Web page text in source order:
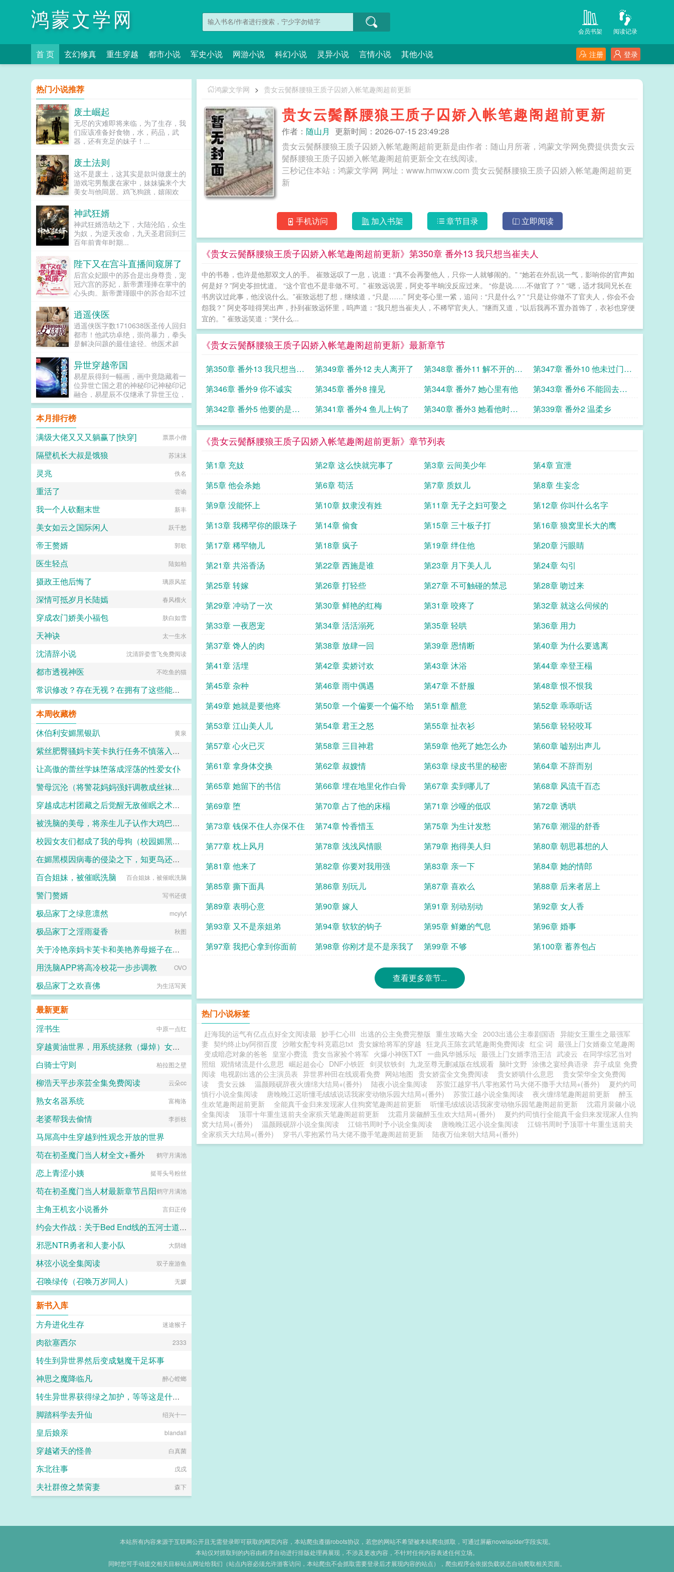
鸿蒙文学网 阅读记录
会员书架
首 页 玄幻修真 重生穿越 都市小说 军史小说 网游小说 科幻小说 灵异小说 言情小说 其他小说 登录
注册
鸿蒙文学网 > 贵女云鬓酥腰狼王质子囚娇入帐笔趣阁超前更新
贵女云鬓酥腰狼王质子囚娇入帐笔趣阁超前更新
作者： 随山月 更新时间：2026-07-15 23:49:28
贵女云鬓酥腰狼王质子囚娇入帐笔趣阁超前更新是由作者：随山月所著，鸿蒙文学网免费提供贵女云
鬓酥腰狼王质子囚娇入帐笔趣阁超前更新全文在线阅读。
三秒记住本站：鸿蒙文学网 网址：www.hmwxw.com 贵女云鬓酥腰狼王质子囚娇入帐笔趣阁超前更
新
手机访问 加入书架 章节目录 立即阅读
《贵女云鬓酥腰狼王质子囚娇入帐笔趣阁超前更新》第350章 番外13 我只想当崔夫人
中的书卷，也许是他那双文人的手。 崔致远叹了一息，说道：“真不会再娶他人，只你一人就够闹的。” “她若在外乱说一气，影响你的官声如
何是好？”阿史苓担忧道。 “这个官也不是非做不可。” 崔致远说罢，阿史苓半晌没反应过来。 “你是说……不做官了？” “嗯，适才我同兄长在
书房议过此事，他没说什么。”崔致远想了想，继续道，“只是……” 阿史苓心里一紧，追问：“只是什么？” “只是让你做不了官夫人，你会不会
怨我？” 阿史苓哇得哭出声，扑到崔致远怀里，呜声道：“我只想当崔夫人，不稀罕官夫人。”继而又道，“以后我再不置办首饰了，衣衫也穿便
宜的。” 崔致远笑道：“哭什么...
《贵女云鬓酥腰狼王质子囚娇入帐笔趣阁超前更新》最新章节
第350章 番外13 我只想当崔
夫人
第349章 番外12 夫人离开了
第348章 番外11 解不开的婚
约
第347章 番外10 他未过门的
妻子
第346章 番外9 你不诚实 第345章 番外8 撞见 第344章 番外7 她心里有他
第343章 番外6 不能回去太
晚
第342章 番外5 他要的是她
的人
第341章 番外4 鱼儿上钩了
第340章 番外3 她看他时充
满了厌恶
第339章 番外2 温柔乡
《贵女云鬓酥腰狼王质子囚娇入帐笔趣阁超前更新》章节列表
第1章 充妓 第2章 这么快就完事了 第3章 云间美少年
第4章 宣泄
第5章 他会杀她
第6章 苟活 第7章 质奴儿
第8章 生妄念
第9章 没能怀上
第10章 奴隶没有姓 第11章 无子之妇可娶之
第12章 你叫什么名字
第13章 我稀罕你的眼珠子
第14章 偷食 第15章 三十板子打
第16章 狼窝里长大的鹰
第17章 稀罕物儿
第18章 疯子 第19章 绊住他
第20章 污眼睛
第21章 共浴香汤
第22章 西施是谁 第23章 月下美人儿
第24章 勾引
第25章 转嫁
第26章 打轻些 第27章 不可触碰的禁忌
第28章 吻过来
第29章 冲动了一次
第30章 鲜艳的红梅 第31章 咬疼了
第32章 就这么伺候的
第33章 一夜恩宠
第34章 活活溺死 第35章 轻哄
第36章 用力
第37章 馋人的肉
第38章 放肆一回 第39章 恩情断
第40章 为什么要逃离
第41章 活埋
第42章 卖娇讨欢 第43章 沐浴
第44章 幸登王榻
第45章 杂种
第46章 雨中偶遇 第47章 不舒服
第48章 恨不恨我
第49章 她就是要他疼
第50章 一个偏要一个偏不给 第51章 醋意
第52章 乖乖听话
第53章 江山美人儿
第54章 君王之怒 第55章 扯衣衫
第56章 轻轻咬耳
第57章 心火已灭
第58章 三目神君 第59章 他死了她怎么办
第60章 嘘别出声儿
第61章 拿身体交换
第62章 叔嫂情 第63章 绿皮书里的秘密
第64章 不辞而别
第65章 她留下的书信
第66章 埋在地里化作白骨 第67章 卖到哪儿了
第68章 风流千百态
第69章 堕
第70章 占了他的床榻 第71章 沙哑的低叹
第72章 诱哄
第73章 钱保不住人亦保不住
第74章 怜香惜玉 第75章 为生计发愁
第76章 潮湿的舒香
第77章 枕上风月
第78章 浅浅风情眼 第79章 抱得美人归
第80章 朝思暮想的人
第81章 他来了
第82章 你要对我用强 第83章 亲一下
第84章 她的情郎
第85章 撕下面具
第86章 别玩儿 第87章 喜欢么
第88章 后来者居上
第89章 表明心意
第90章 嫁人 第91章 别动别动
第92章 女人香
第93章 又不是亲姐弟
第94章 软软的钩子 第95章 鲜嫩的气息
第96章 婚事
第97章 我把心拿到你面前
第98章 你刚才是不是亲我了 第99章 不够 第100章 蓄养包占
查看更多章节...
热门小说标签
赶海我的运气有亿点点好全文阅读最 妙手仁心III 出逃的公主免费完整版 重生攻略大全 2003出逃公主泰剧国语 异能女王重生之最强军
妻 契约终止by阿彻百度 沙雕女配专科克霸总txt 贵女嫁给将军的穿越 狂龙兵王陈玄武笔趣阁免费阅读 红尘 词 最强上门女婿秦立笔趣阁
变成暗恋对象的爸爸 皇室小费流 贵女当家捡个将军 火爆小神医TXT 一曲风华撼乐坛 最强上门女婿李浩王洁 武凌云 在同学综艺当对
照组
观情绪流是什么意思 崛起超会心 DNF小铁匠 剑灵软铁剑 九龙至尊无删减版在线观看 脑叶文野 涂佛之宴经典语录 弃子成皇 免费
阅读 电视剧出逃的公主演员表 异世界种田在线观看免费 网站地图 贵女娇蛮全文免费阅读 贵女娇嗔什么意思
贵女荣华全文免费阅
读
贵女云姝 温颜顾砚辞夜火缠绵大结局+(番外) 陆夜小说全集阅读 苏萤江越穿书八零抱紧竹马大佬不撒手大结局+(番外)
夏灼灼司
慎行小说全集阅读
唐晚晚江迟听懂毛绒绒说话我家变动物乐园大结局+(番外) 苏萤江越小说全集阅读 夜火缠绵笔趣阁超前更新
醉玉
生欢笔趣阁超前更新
全能真千金归来发现家人住狗窝笔趣阁超前更新 听懂毛绒绒说话我家变动物乐园笔趣阁超前更新
沈霜月裴觎小说
全集阅读
顶罪十年重生送前夫全家殡天笔趣阁超前更新 沈霜月裴觎醉玉生欢大结局+(番外)
夏灼灼司慎行全能真千金归来发现家人住狗
窝大结局+(番外)
温颜顾砚辞小说全集阅读 江锦书周时予小说全集阅读 唐晚晚江迟小说全集阅读
江锦书周时予顶罪十年重生送前夫
全家殡天大结局+(番外)
穿书八零抱紧竹马大佬不撒手笔趣阁超前更新 陆夜万仙来朝大结局+(番外)
热门小说推荐
废土崛起
无尽的灾难即将来临，为了生存，我
们应该准备好食物，水，药品，武
器，还有充足的妹子！...
废土法则
这不是废土，这其实是款叫做废土的
游戏宅男颓废在家中，妹妹骗来个大
美女与他同居。鸡飞狗跳，嬉闹欢
人类之手点燃的原子火花燎尽了原
野。群星从天空中掷下烈火的长矛，
焰如雨下。大陆被炽炎吞噬，落入沸
腾的海水之中。我们的灵魂融入了背
景辐射里，覆满大地。寂静的黑暗笼
吧？不是我写的，by黑岛工作室amp
辐射书友群31141270，有兴趣的书
友可以加。申请验证写男女主角名
字，否则不予通过！...
神武狂婿
神武狂婿浩劫之下，大陆沦陷，众生
为奴，为逆天改命，九天圣君回到三
百年前青年时期...
陛下又在宫斗直播间窥屏了
后宫众妃眼中的苏合是出身尊贵，宠
冠六宫的苏妃，新帝萧瑾捧在掌中的
心头肉。新帝萧瑾眼中的苏合却不过
月光，在人前竖立的一块挡箭牌！。
待得工具失去作用，他自会除去！然
而苏合根本不在乎。来来来各位老铁
刷个火箭666，今天我给大家表演个
铁锅炖‘猪蹄’，皇家御制，天上地
逍遥侠医
逍遥侠医字数1710638医圣传人回归
都市！他武功卓绝，崇尚暴力，拳头
是解决问题的最佳途径。他医术超
生。他算命卜卦，无所不能，成为无
数绝色美女的梦中情人。且看一代医
圣传人月小天，如何在繁华都市脚踩
纨绔男，坐拥白富美，一路高歌猛
进，谱写一段属于自己的都市神
话！...
异世穿越帝国
易星辰得到一幅画，画中竟隐藏着一
位异世亡国之君的神秘印记神秘印记
融合，易星辰不仅继承了异世王位，
还拥有了穿越两界的空间通道。借助
空间通道的便利，易星辰进行两界贸
易，带领遗民重新走上复兴国家的道
路，最终建立一个横跨两界的傲世帝
国。（新书上传，一天稳定两更！）
与推荐，就是对...
本月排行榜
满级大佬又又又躺赢了[快穿]
票票小僧
隔壁机长大叔是饿狼 苏沫沫
灵兆 佚名
重活了 尝谕
我一个人砍翻末世 新丰
美女如云之国际闲人 跃千愁
帝王赘婿 郭歌
医生轻点 陆如柏
摄政王他后悔了 璃原风笙
深情可抵岁月长陆嫣 春风榴火
穿成农门娇美小福包 肤白如雪
天神诀 太一生水
沈清辞小说 沈清辞娄雪飞免费阅读
都市透视神医 不吃鱼的猫
常识修改？存在无视？在拥有了这些能力以后，自然是要好好玩弄崩铁和绝区零的漂亮女角色
本周收藏榜
休伯利安媚黑银趴
黄泉
紫丝肥臀骚妈卡芙卡执行任务不慎落入泯灭帮之手，惨遭调教轮奸
佚名
让高傲的蕾丝学妹堕落成淫荡的性爱女仆
安迪斯是是
警母沉沦（将警花妈妈强奸调教成丝袜孕奴））
穿越成志村团藏之后觉醒无敌催眠之术，先将五代目火影纲手洗脑改造成乳牛母畜随后征服
艾瑞达
被洗脑的美母，将亲生儿子认作大鸡巴爹爹，竟打算用身上的所有淫洞给儿子尽孝
校园女友们都成了我的母狗（校园媚黑女友们的即堕寝取无绿修改）
在媚黑模因病毒的侵染之下，知更鸟还是恶堕成了黑爹的媚黑母猪
人头木321
百合姐妹，被催眠洗脑 百合姐妹，被催眠洗脑
警门赘婿 写书还债
极品家丁之绿意凛然 mcylyt
极品家丁之淫雨凝香 秋图
关于冷艳亲妈卡芙卡和美艳养母姬子在催眠洗脑之中变为浓妆艳抹的淫贱碧池婊子
黄泉
用洗脑APP将高冷校花一步步调教 OVO
极品家丁之欢喜佛 为生活写黃
最新更新
淫书生
中原一点红
穿越黄油世界，用系统拯救（爆焯）女主角们！
教皇教皇皇
白骑士守则 柏拉图之壁
柳浩天平步亲芸全集免费阅读 云朵cc
熟女名器系统 富梅洛
老婆帮我去偷情 李折枝
马屌高中生穿越到性观念开放的世界
热爱生活的小东
苟在初圣魔门当人材全文+番外 鹤守月满池
恋上青涩小姨 挺哥头号粉丝
苟在初圣魔门当人材最新章节吕阳鹤守月满池
主角王机玄小说番外 言归正传
约会大作战：关于Bed End线的五河士道重生的那些事
虚无圣母
邪恶NTR勇者和人妻小队 大阴雄
林弦小说全集阅读 双子座游鱼
召唤绿传（召唤万岁同人） 无媛
新书入库
方舟进化生存
迷途猴子
肉欲塞西尔 2333
转生到异世界然后变成魅魔干足坏事
堂堂正正杜无月
神思之魔降临凡 醉心螳螂
转生异世界获得绿之加护，等等这是什么意思
色鬼2
脚踏科学去升仙 绍兴十一
皇后娘亲 blandall
穿越诸天的怪兽 白真菌
东北往事 戊戌
夫社群僚之禁脔妻 森下
本站所有内容来源于互联网公开且无需登录即可获取的网页内容，本站爬虫遵循robots协议，若您的网站不希望被本站爬虫抓取，可通过屏蔽novelspider字段实现。
本站仅对抓取到的内容由程序自动进行排版处理再展现，不涉及更改内容，不针对任何内容表述任何立场。
同时您可手动提交相关目标站点网址给我们（站点内容必须允许游客访问，本站爬虫不会抓取需要登录后才展现内容的站点），爬虫程序会依据负载状态自动爬取相关页面。